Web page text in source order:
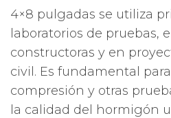
4×8 pulgadas se utiliza
laboratorios de pruebas,
constructoras y en
civil. Es fundamental
compresión y otras
la calidad del hormigón